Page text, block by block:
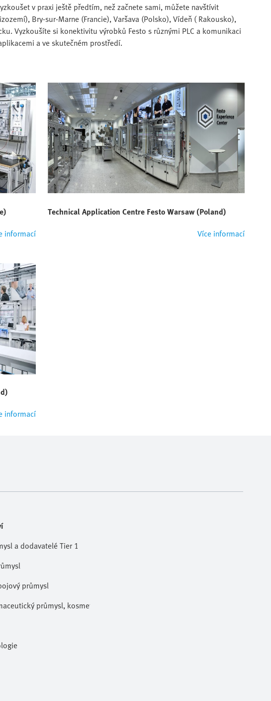
v praxi ještě předtím, než začnete sami, můžete navštívit
Bry-sur-Marne (Francie), Varšava (Polsko), Vídeň ( Rakousko),
Vyzkoušíte si konektivitu výrobků Festo s různými PLC a komunikaci
a ve skutečném prostředí.
informací
Technical Application Centre Festo Warsaw (Poland)
Více informací
informací
a dodavatelé Tier 1
průmysl
průmysl, kosmetika